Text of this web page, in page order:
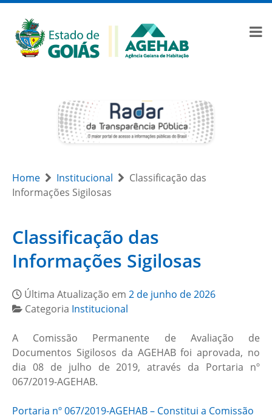
Home Institucional
Classificação das
Informações Sigilosas
Classificação das
Informações Sigilosas
Última Atualização em 2 de junho de 2026
Categoria Institucional
A Comissão Permanente de Avaliação de
Documentos Sigilosos da AGEHAB foi aprovada, no
dia 08 de julho de 2019, através da Portaria nº
067/2019-AGEHAB.
Portaria nº 067/2019-AGEHAB – Constitui a Comissão